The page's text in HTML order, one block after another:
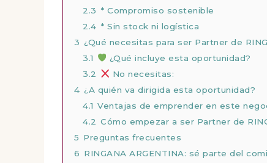
2.3 * Compromiso sostenible
2.4 * Sin stock ni logística
3 ¿Qué necesitas para ser Partner de
3.1
¿Qué incluye esta oportunidad?
3.2
No necesitas:
4 ¿A quién va dirigida esta oportunidad?
4.1 Ventajas de emprender en este
4.2 Cómo empezar a ser Partner de
5 Preguntas frecuentes
6 RINGANA ARGENTINA: sé parte del